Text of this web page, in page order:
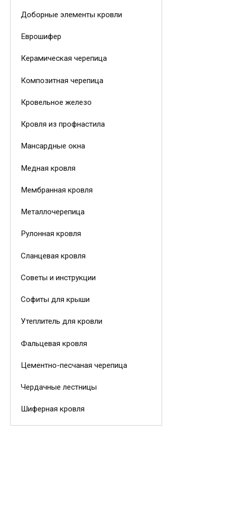
Доборные элементы кровли
Еврошифер
Керамическая черепица
Композитная черепица
Кровельное железо
Кровля из профнастила
Мансардные окна
Медная кровля
Мембранная кровля
Металлочерепица
Рулонная кровля
Сланцевая кровля
Советы и инструкции
Софиты для крыши
Утеплитель для кровли
Фальцевая кровля
Цементно-песчаная черепица
Чердачные лестницы
Шиферная кровля